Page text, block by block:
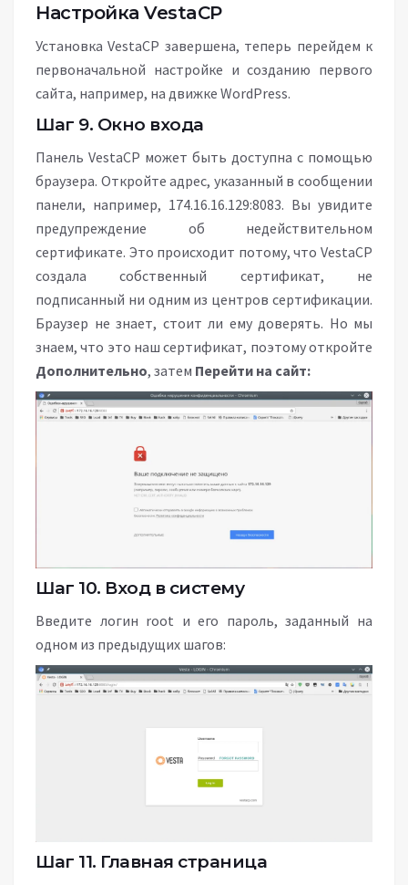
Настройка VestaCP
Установка VestaCP завершена, теперь перейдем к
первоначальной настройке и созданию первого
сайта, например, на движке WordPress.
Шаг 9. Окно входа
Панель VestaCP может быть доступна с помощью
браузера. Откройте адрес, указанный в сообщении
панели, например, 174.16.16.129:8083. Вы увидите
предупреждение об недействительном
сертификате. Это происходит потому, что VestaCP
создала собственный сертификат, не
подписанный ни одним из центров сертификации.
Браузер не знает, стоит ли ему доверять. Но мы
знаем, что это наш сертификат, поэтому откройте
Дополнительно, затем Перейти на сайт:
Шаг 10. Вход в систему
Введите логин root и его пароль, заданный на
одном из предыдущих шагов:
Шаг 11. Главная страница